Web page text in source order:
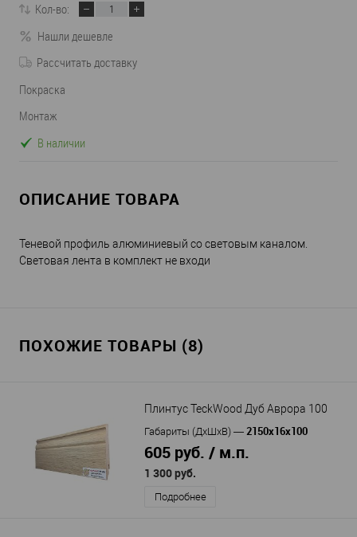
Кол-во:
Нашли дешевле
Рассчитать доставку
Покраска
Монтаж
В наличии
ОПИСАНИЕ ТОВАРА
Теневой профиль алюминиевый со световым каналом.
Световая лента в комплект не входи
ПОХОЖИЕ ТОВАРЫ (8)
Плинтус TeckWood Дуб Аврора 100
Габариты (ДхШхВ) — 2150х16х100
605 руб. / м.п.
1 300 руб.
Подробнее